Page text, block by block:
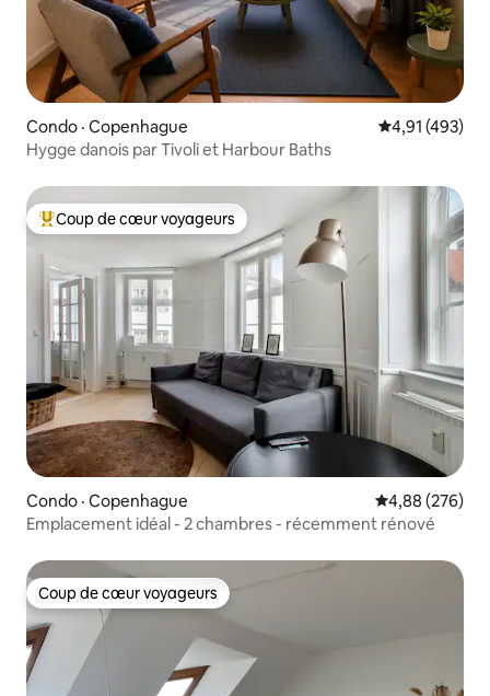
Condo · Copenhague Note
4,91 (493)
Hygge danois par Tivoli et Harbour Baths
Coup de cœur voyageurs parmi les plus aimés
Coup de cœur voyageurs
Condo · Copenhague Note
4,88 (276)
Emplacement idéal - 2 chambres - récemment rénové
Coup de cœur voyageurs
Coup de cœur voyageurs